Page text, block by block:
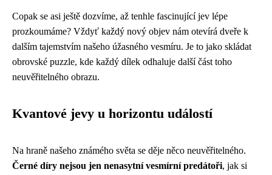
Copak se asi ještě dozvíme, až tenhle fascinující jev lépe
prozkoumáme? Vždyť každý nový objev nám otevírá dveře k
dalším tajemstvím našeho úžasného vesmíru. Je to jako skládat
obrovské puzzle, kde každý dílek odhaluje další část toho
neuvěřitelného obrazu.
Kvantové jevy u horizontu událostí
Na hraně našeho známého světa se děje něco neuvěřitelného.
Černé díry nejsou jen nenasytní vesmírní predátoři, jak si